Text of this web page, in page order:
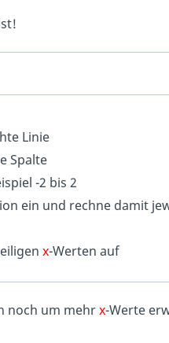
Linie
Spalte
-2 bis 2
ein und rechne damit
x-Werten auf
noch um mehrx-Werte